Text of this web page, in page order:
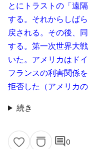
とにトラストの「遠
する。それからしば
戻される。その後、
する。第一次世界大
いた。アメリカはド
フランスの利害関係
拒否した（アメリカの
続き
comment0